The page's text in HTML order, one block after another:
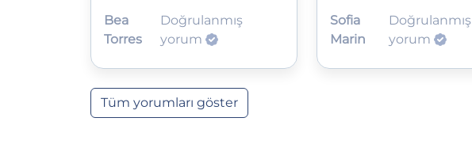
Bea
Torres
Doğrulanmış
yorum
Sofia
Marin
Doğrulanmış
yorum
Tüm yorumları göster